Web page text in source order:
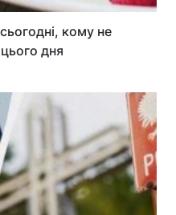
кому не
дня